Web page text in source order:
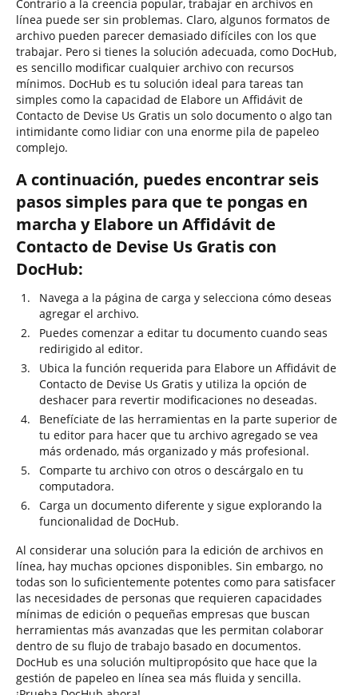
Contrario a la creencia popular, trabajar en archivos en
línea puede ser sin problemas. Claro, algunos formatos de
archivo pueden parecer demasiado difíciles con los que
trabajar. Pero si tienes la solución adecuada, como DocHub,
es sencillo modificar cualquier archivo con recursos
mínimos. DocHub es tu solución ideal para tareas tan
simples como la capacidad de Elabore un Affidávit de
Contacto de Devise Us Gratis un solo documento o algo tan
intimidante como lidiar con una enorme pila de papeleo
complejo.
A continuación, puedes encontrar seis
pasos simples para que te pongas en
marcha y Elabore un Affidávit de
Contacto de Devise Us Gratis con
DocHub:
Navega a la página de carga y selecciona cómo deseas
agregar el archivo.
Puedes comenzar a editar tu documento cuando seas
redirigido al editor.
Ubica la función requerida para Elabore un Affidávit de
Contacto de Devise Us Gratis y utiliza la opción de
deshacer para revertir modificaciones no deseadas.
Benefíciate de las herramientas en la parte superior de
tu editor para hacer que tu archivo agregado se vea
más ordenado, más organizado y más profesional.
Comparte tu archivo con otros o descárgalo en tu
computadora.
Carga un documento diferente y sigue explorando la
funcionalidad de DocHub.
Al considerar una solución para la edición de archivos en
línea, hay muchas opciones disponibles. Sin embargo, no
todas son lo suficientemente potentes como para satisfacer
las necesidades de personas que requieren capacidades
mínimas de edición o pequeñas empresas que buscan
herramientas más avanzadas que les permitan colaborar
dentro de su flujo de trabajo basado en documentos.
DocHub es una solución multipropósito que hace que la
gestión de papeleo en línea sea más fluida y sencilla.